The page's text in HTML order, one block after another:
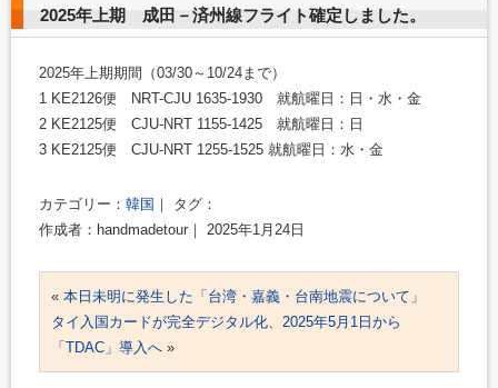
2025年上期 成田－済州線フライト確定しました。
2025年上期期間（03/30～10/24まで）
1 KE2126便 NRT-CJU 1635-1930 就航曜日：日・水・金
2 KE2125便 CJU-NRT 1155-1425 就航曜日：日
3 KE2125便 CJU-NRT 1255-1525 就航曜日：水・金
カテゴリー： 韓国 ｜ タグ：
作成者：handmadetour｜ 2025年1月24日
« 本日未明に発生した「台湾・嘉義・台南地震について」
タイ入国カードが完全デジタル化、2025年5月1日から
「TDAC」導入へ »